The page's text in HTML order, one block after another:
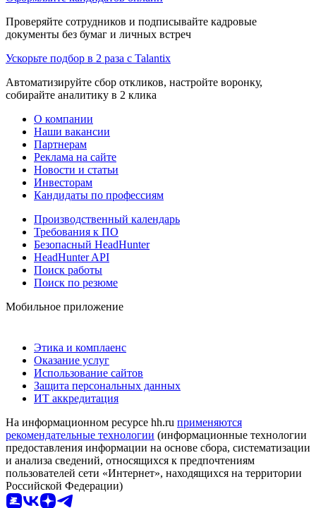
Проверяйте сотрудников и подписывайте кадровые
документы без бумаг и личных встреч
Ускорьте подбор в 2 раза с Talantix
Автоматизируйте сбор откликов, настройте воронку,
собирайте аналитику в 2 клика
О компании
Наши вакансии
Партнерам
Реклама на сайте
Новости и статьи
Инвесторам
Кандидаты по профессиям
Производственный календарь
Требования к ПО
Безопасный HeadHunter
HeadHunter API
Поиск работы
Поиск по резюме
Мобильное приложение
Этика и комплаенс
Оказание услуг
Использование сайтов
Защита персональных данных
ИТ аккредитация
На информационном ресурсе hh.ru применяются
рекомендательные технологии (информационные технологии
предоставления информации на основе сбора, систематизации
и анализа сведений, относящихся к предпочтениям
пользователей сети «Интернет», находящихся на территории
Российской Федерации)